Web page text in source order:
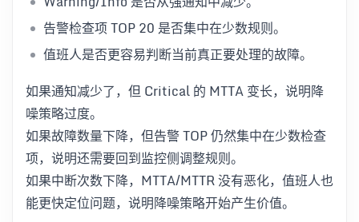
告警检查项 TOP 20 是否集中在少数规则。
值班人是否更容易判断当前真正要处理的故障。
如果通知减少了，但 Critical 的 MTTA 变长，说明降
噪策略过度。
如果故障数量下降，但告警 TOP 仍然集中在少数检查
项，说明还需要回到监控侧调整规则。
如果中断次数下降，MTTA/MTTR 没有恶化，值班人也
能更快定位问题，说明降噪策略开始产生价值。